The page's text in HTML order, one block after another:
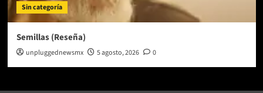
Sin categoría
Semillas (Reseña)
unpluggednewsmx 5 agosto, 2026 0